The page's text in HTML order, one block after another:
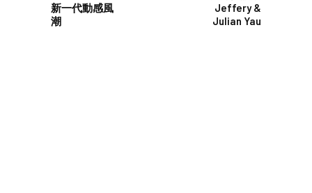
新一代動感風
潮
Jeffery &
Julian Yau